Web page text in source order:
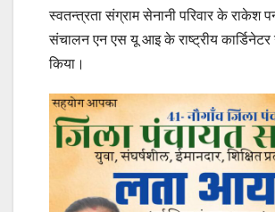
स्वतन्त्रता संग्राम सेनानी परिवार के राकेश
संचालन एन एस यू आइ के राष्ट्रीय कार्डिनेटर
किया।